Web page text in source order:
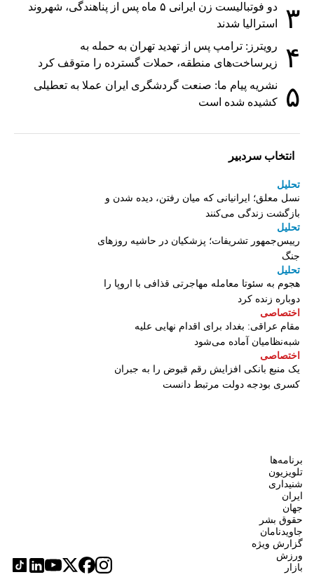
۳
دو فوتبالیست زن ایرانی ۵ ماه پس از پناهندگی، شهروند
استرالیا شدند
۴
رویترز: ترامپ پس از تهدید تهران به حمله به
زیرساخت‌های منطقه، حملات گسترده را متوقف کرد
۵
نشریه پیام ما: صنعت گردشگری ایران عملا به تعطیلی
کشیده شده است
انتخاب سردبیر
تحلیل
نسل معلق؛ ایرانیانی که میان رفتن، دیده شدن و
بازگشت زندگی می‌کنند
تحلیل
رییس‌جمهور تشریفات؛ پزشکیان در حاشیه روزهای
جنگ
تحلیل
هجوم به سئوتا معامله مهاجرتی قذافی با اروپا را
دوباره زنده کرد
اختصاصی
مقام عراقی: بغداد برای اقدام نهایی علیه
شبه‌نظامیان آماده می‌شود
اختصاصی
یک منبع بانکی افزایش رقم قبوض را به جبران
کسری بودجه دولت مرتبط دانست
برنامه‌ها
تلویزیون
شنیداری
ایران
جهان
حقوق بشر
جاویدنامان
گزارش ویژه
ورزش
بازار